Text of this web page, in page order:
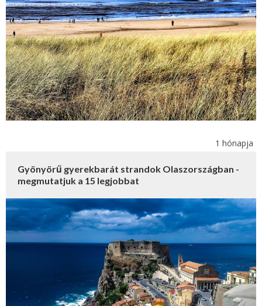
1 hónapja
Gyönyörű gyerekbarát strandok Olaszországban -
megmutatjuk a 15 legjobbat